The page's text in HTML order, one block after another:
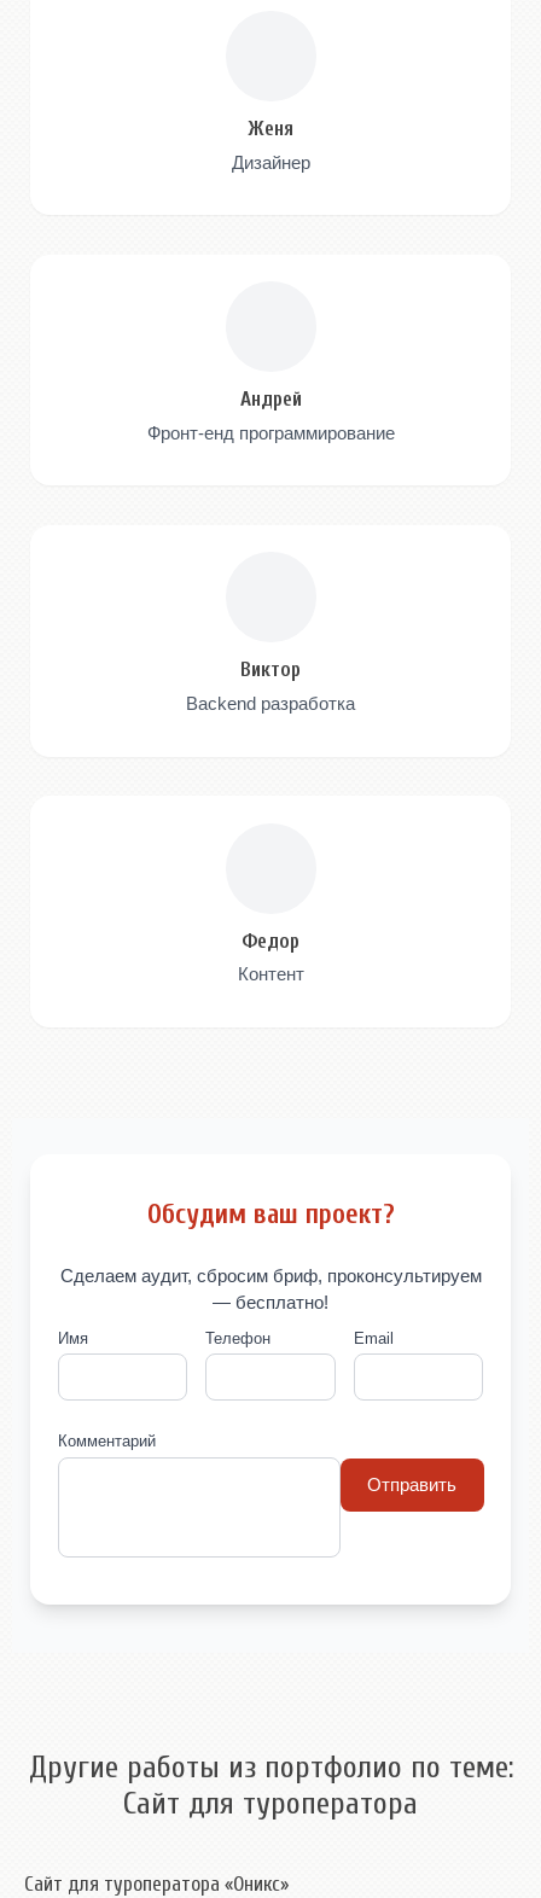
Женя
Дизайнер
Андрей
Фронт-енд программирование
Виктор
Backend разработка
Федор
Контент
Обсудим ваш проект?
Сделаем аудит, сбросим бриф, проконсультируем
— бесплатно!
Имя Телефон Email
Комментарий
Отправить
Другие работы из портфолио по теме:
Сайт для туроператора
Сайт для туроператора «Оникс»